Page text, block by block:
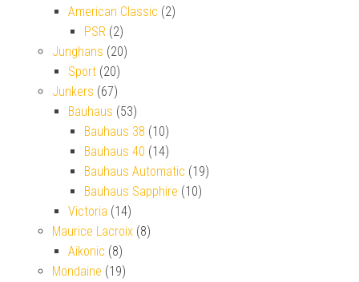
American Classic (2)
PSR (2)
Junghans (20)
Sport (20)
Junkers (67)
Bauhaus (53)
Bauhaus 38 (10)
Bauhaus 40 (14)
Bauhaus Automatic (19)
Bauhaus Sapphire (10)
Victoria (14)
Maurice Lacroix (8)
Aikonic (8)
Mondaine (19)